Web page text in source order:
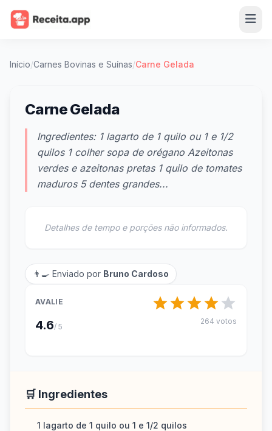
Início/Carnes Bovinas e Suínas/Carne Gelada
Carne Gelada
Ingredientes: 1 lagarto de 1 quilo ou 1 e 1/2
quilos 1 colher sopa de orégano Azeitonas
verdes e azeitonas pretas 1 quilo de tomates
maduros 5 dentes grandes...
Detalhes de tempo e porções não informados.
👨‍🍳 Enviado por Bruno Cardoso
AVALIE
4.6/ 5
264 votos
🛒 Ingredientes
1 lagarto de 1 quilo ou 1 e 1/2 quilos